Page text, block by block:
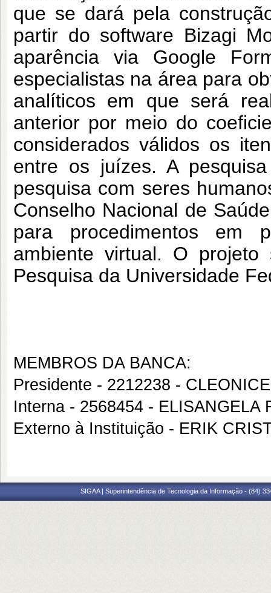
que se dará pela
partir do software Bizagi
aparência via Google
especialistas na área para
analíticos em que será
anterior por meio do
considerados válidos os
entre os juízes. A
pesquisa com seres
Conselho Nacional de
para procedimentos em
ambiente virtual. O
Pesquisa da Universidade
MEMBROS DA BANCA:
Presidente - 2212238 -
Interna - 2568454 - ELISANGELA
Externo à Instituição - ERIK
SIGAA | Superintendência de Tecnologia da Informação - (84)